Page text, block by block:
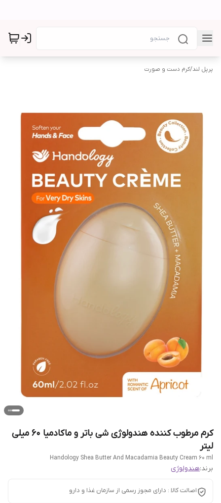
پرپل لند/کرم دست و صورت
کرم مرطوب کننده هندولوژی شی باتر و ماکادمیا 60 میلی
لیتر
Handology Shea Butter And Macadamia Beauty Cream 60 ml
برند:هندولوژی
اصالت کالا : دارای مجوز رسمی از سازمان غذا و دارو